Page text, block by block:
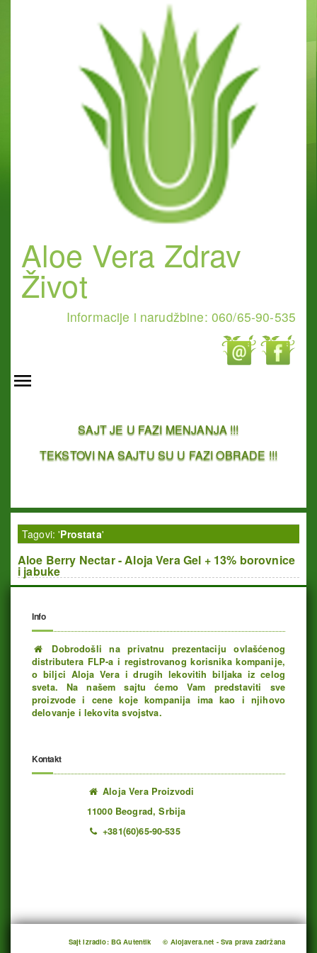
Aloe Vera Zdrav
Život
Informacije i narudžbine: 060/65-90-535
SAJT JE U FAZI MENJANJA !!!
TEKSTOVI NA SAJTU SU U FAZI OBRADE !!!
Tagovi: 'Prostata'
Aloe Berry Nectar - Aloja Vera Gel + 13% borovnice
i jabuke
Info
Dobrodošli na privatnu prezentaciju ovlašćenog
distributera FLP-a i registrovanog korisnika kompanije,
o biljci Aloja Vera i drugih lekovitih biljaka iz celog
sveta. Na našem sajtu ćemo Vam predstaviti sve
proizvode i cene koje kompanija ima kao i njihovo
delovanje i lekovita svojstva.
Kontakt
Aloja Vera Proizvodi
11000 Beograd, Srbija
+381(60)65-90-535
Sajt izradio: BG Autentik © Alojavera.net - Sva prava zadržana